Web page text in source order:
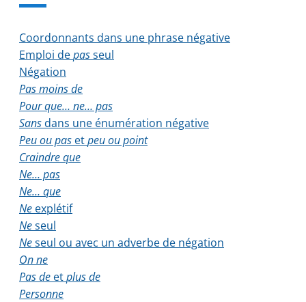
Coordonnants dans une phrase négative
Emploi depasseul
Négation
Pas moins de
Pour que… ne… pas
Sansdans une énumération négative
Peu ou pas etpeu ou point
Craindre que
Ne… pas
Ne… que
Ne explétif
Neseul
Neseul ou avec un adverbe de négation
On ne
Pas de etplus de
Personne